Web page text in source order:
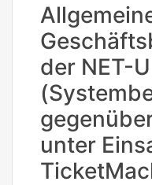
der NET-
unter